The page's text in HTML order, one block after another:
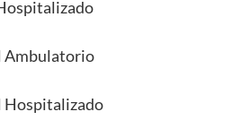
Ambulatorio
Hospitalizado